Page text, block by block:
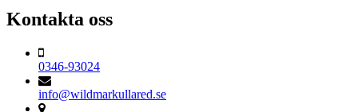
Kontakta oss
0346-93024
info@wildmarkullared.se